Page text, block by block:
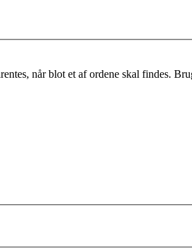
når blot et af ordene skal findes.